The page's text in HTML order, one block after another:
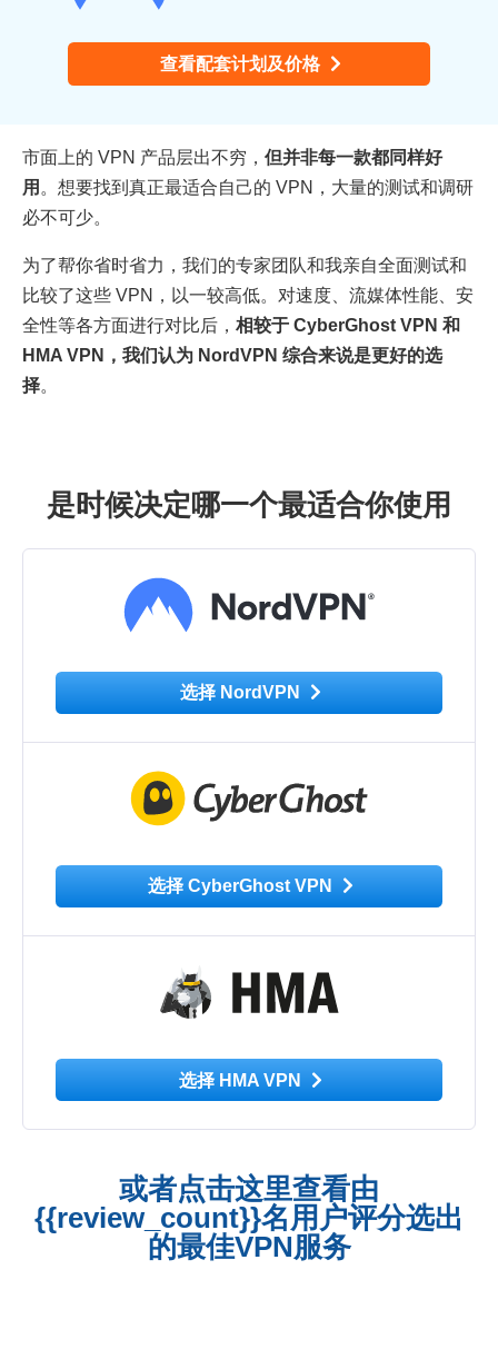
查看配套计划及价格
市面上的 VPN 产品层出不穷， 但并非每一款都同样好
用 。想要找到真正最适合自己的 VPN，大量的测试和调研
必不可少。
为了帮你省时省力，我们的专家团队和我亲自全面测试和
比较了这些 VPN，以一较高低。对速度、流媒体性能、安
全性等各方面进行对比后， 相较于 CyberGhost VPN 和
HMA VPN，我们认为 NordVPN 综合来说是更好的选
择。
是时候决定哪一个最适合你使用
选择 NordVPN
选择 CyberGhost VPN
选择 HMA VPN
或者点击这里查看由
{{review_count}}名用户评分选出
的最佳VPN服务